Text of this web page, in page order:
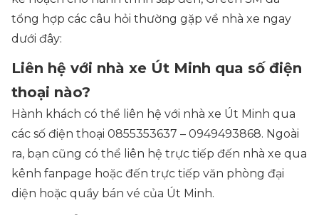
tổng hợp các câu hỏi thường gặp về nhà xe ngay
dưới đây:
Liên hệ với nhà xe Út Minh qua số điện
thoại nào?
Hành khách có thể liên hệ với nhà xe Út Minh qua
các số điện thoại 0855353637 – 0949493868. Ngoài
ra, bạn cũng có thể liên hệ trực tiếp đến nhà xe qua
kênh fanpage hoặc đến trực tiếp văn phòng đại
diện hoặc quầy bán vé của Út Minh.